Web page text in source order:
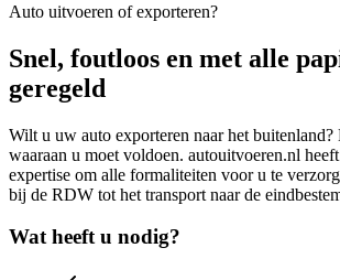
Auto uitvoeren of exporteren?
Snel, foutloos en met alle
geregeld
Wilt u uw auto exporteren naar het buitenland?
waaraan u moet voldoen. autouitvoeren.nl
expertise om alle formaliteiten voor u te
bij de RDW tot het transport naar de
Wat heeft u nodig?